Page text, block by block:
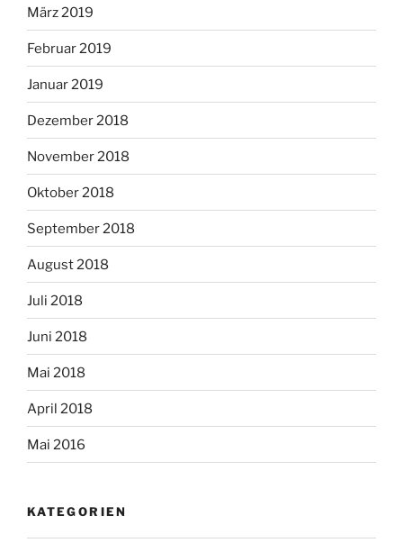
März 2019
Februar 2019
Januar 2019
Dezember 2018
November 2018
Oktober 2018
September 2018
August 2018
Juli 2018
Juni 2018
Mai 2018
April 2018
Mai 2016
KATEGORIEN